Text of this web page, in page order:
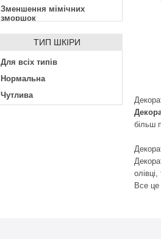
Terre d'Oc
TheBalm
Tony Moly
Zuii Organic
Зменшення мімічних
зморшок
Очищення
Підвищення еластичності
Пом'якшення
Розгладження зморшок
ТИП ШКІРИ
Для всіх типів
Нормальна
Чутлива
більш
олівці,
Все